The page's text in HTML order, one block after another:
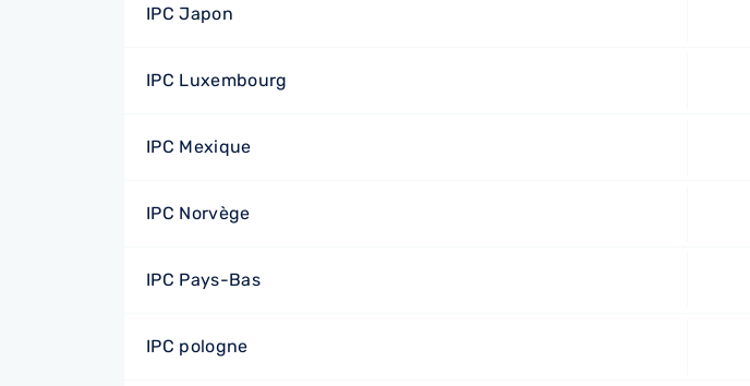
IPC Japon
IPC Luxembourg
IPC Mexique
IPC Norvège
IPC Pays-Bas
IPC pologne